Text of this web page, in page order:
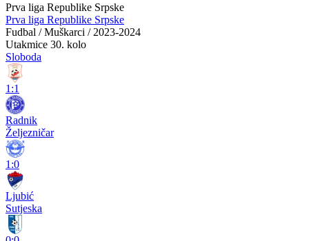
Prva liga Republike Srpske
Prva liga Republike Srpske
Fudbal / Muškarci / 2023-2024
Utakmice 30. kolo
Sloboda
1:1
Radnik
Željezničar
1:0
Ljubić
Sutjeska